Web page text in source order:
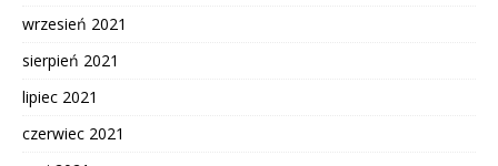
wrzesień 2021
sierpień 2021
lipiec 2021
czerwiec 2021